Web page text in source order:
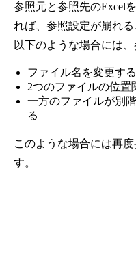
参照元と参照先のExcel
れば、参照設定が崩れる
以下のような場合には
ファイル名を変更する
2つのファイルの位置
一方のファイルが別
る
このような場合には再
す。